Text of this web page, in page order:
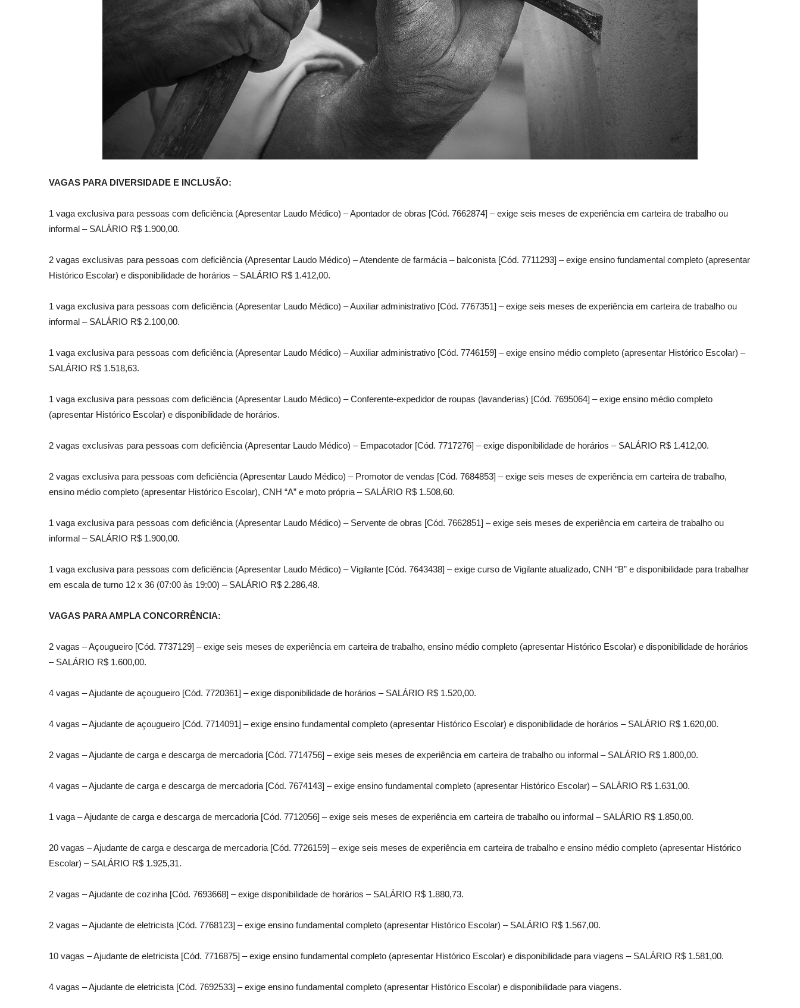
VAGAS PARA DIVERSIDADE E INCLUSÃO:
1 vaga exclusiva para pessoas com deficiência (Apresentar Laudo Médico) – Apontador de obras [Cód. 7662874] – exige seis meses de experiência em carteira de trabalho ou
informal – SALÁRIO R$ 1.900,00.
2 vagas exclusivas para pessoas com deficiência (Apresentar Laudo Médico) – Atendente de farmácia – balconista [Cód. 7711293] – exige ensino fundamental completo (apresentar
Histórico Escolar) e disponibilidade de horários – SALÁRIO R$ 1.412,00.
1 vaga exclusiva para pessoas com deficiência (Apresentar Laudo Médico) – Auxiliar administrativo [Cód. 7767351] – exige seis meses de experiência em carteira de trabalho ou
informal – SALÁRIO R$ 2.100,00.
1 vaga exclusiva para pessoas com deficiência (Apresentar Laudo Médico) – Auxiliar administrativo [Cód. 7746159] – exige ensino médio completo (apresentar Histórico Escolar) –
SALÁRIO R$ 1.518,63.
1 vaga exclusiva para pessoas com deficiência (Apresentar Laudo Médico) – Conferente-expedidor de roupas (lavanderias) [Cód. 7695064] – exige ensino médio completo
(apresentar Histórico Escolar) e disponibilidade de horários.
2 vagas exclusivas para pessoas com deficiência (Apresentar Laudo Médico) – Empacotador [Cód. 7717276] – exige disponibilidade de horários – SALÁRIO R$ 1.412,00.
2 vagas exclusiva para pessoas com deficiência (Apresentar Laudo Médico) – Promotor de vendas [Cód. 7684853] – exige seis meses de experiência em carteira de trabalho,
ensino médio completo (apresentar Histórico Escolar), CNH “A” e moto própria – SALÁRIO R$ 1.508,60.
1 vaga exclusiva para pessoas com deficiência (Apresentar Laudo Médico) – Servente de obras [Cód. 7662851] – exige seis meses de experiência em carteira de trabalho ou
informal – SALÁRIO R$ 1.900,00.
1 vaga exclusiva para pessoas com deficiência (Apresentar Laudo Médico) – Vigilante [Cód. 7643438] – exige curso de Vigilante atualizado, CNH “B” e disponibilidade para trabalhar
em escala de turno 12 x 36 (07:00 às 19:00) – SALÁRIO R$ 2.286,48.
VAGAS PARA AMPLA CONCORRÊNCIA:
2 vagas – Açougueiro [Cód. 7737129] – exige seis meses de experiência em carteira de trabalho, ensino médio completo (apresentar Histórico Escolar) e disponibilidade de horários
– SALÁRIO R$ 1.600,00.
4 vagas – Ajudante de açougueiro [Cód. 7720361] – exige disponibilidade de horários – SALÁRIO R$ 1.520,00.
4 vagas – Ajudante de açougueiro [Cód. 7714091] – exige ensino fundamental completo (apresentar Histórico Escolar) e disponibilidade de horários – SALÁRIO R$ 1.620,00.
2 vagas – Ajudante de carga e descarga de mercadoria [Cód. 7714756] – exige seis meses de experiência em carteira de trabalho ou informal – SALÁRIO R$ 1.800,00.
4 vagas – Ajudante de carga e descarga de mercadoria [Cód. 7674143] – exige ensino fundamental completo (apresentar Histórico Escolar) – SALÁRIO R$ 1.631,00.
1 vaga – Ajudante de carga e descarga de mercadoria [Cód. 7712056] – exige seis meses de experiência em carteira de trabalho ou informal – SALÁRIO R$ 1.850,00.
20 vagas – Ajudante de carga e descarga de mercadoria [Cód. 7726159] – exige seis meses de experiência em carteira de trabalho e ensino médio completo (apresentar Histórico
Escolar) – SALÁRIO R$ 1.925,31.
2 vagas – Ajudante de cozinha [Cód. 7693668] – exige disponibilidade de horários – SALÁRIO R$ 1.880,73.
2 vagas – Ajudante de eletricista [Cód. 7768123] – exige ensino fundamental completo (apresentar Histórico Escolar) – SALÁRIO R$ 1.567,00.
10 vagas – Ajudante de eletricista [Cód. 7716875] – exige ensino fundamental completo (apresentar Histórico Escolar) e disponibilidade para viagens – SALÁRIO R$ 1.581,00.
4 vagas – Ajudante de eletricista [Cód. 7692533] – exige ensino fundamental completo (apresentar Histórico Escolar) e disponibilidade para viagens.